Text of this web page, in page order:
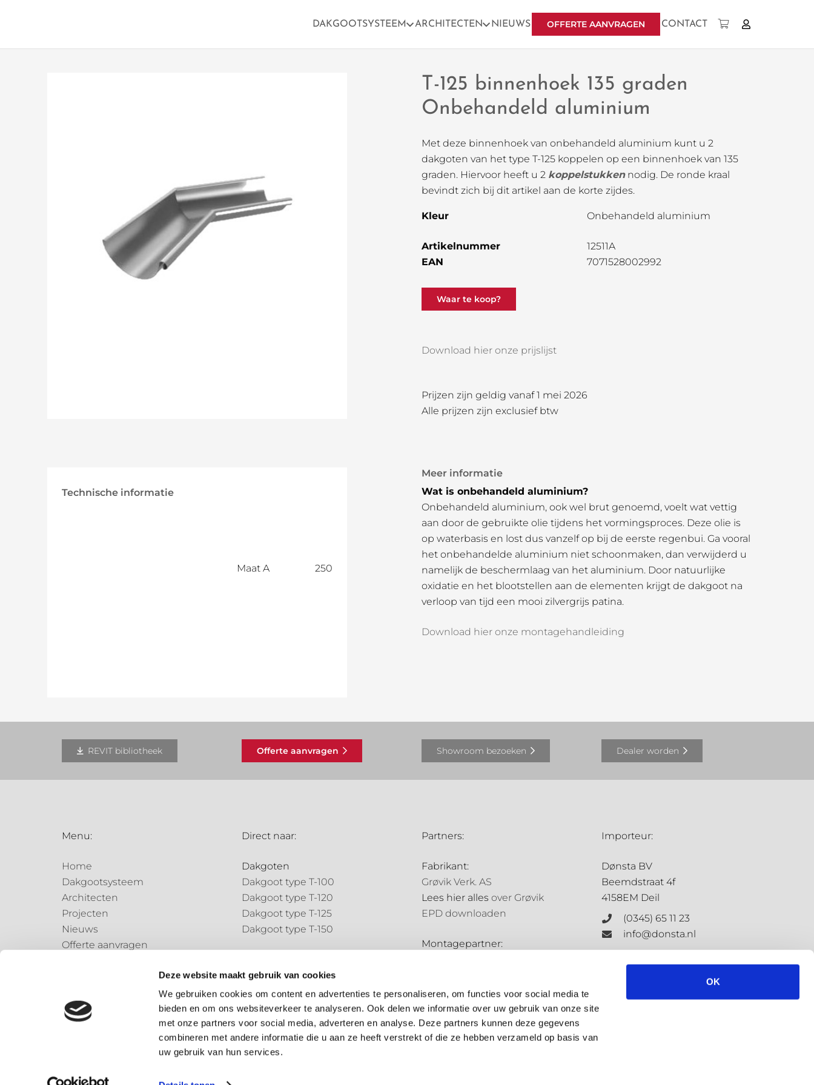
Deze website maakt gebruik van cookies
We gebruiken cookies om content en advertenties te personaliseren, om functies voor social media te
bieden en om ons websiteverkeer te analyseren. Ook delen we informatie over uw gebruik van onze site
met onze partners voor social media, adverteren en analyse. Deze partners kunnen deze gegevens
combineren met andere informatie die u aan ze heeft verstrekt of die ze hebben verzameld op basis van
uw gebruik van hun services.
OK
DAKGOOTSYSTEEM ARCHITECTEN NIEUWS OFFERTE AANVRAGEN CONTACT
T-125 binnenhoek 135 graden
Onbehandeld aluminium
Met deze binnenhoek van onbehandeld aluminium kunt u 2
dakgoten van het type T-125 koppelen op een binnenhoek van 135
graden. Hiervoor heeft u 2 koppelstukkennodig. De ronde kraal
bevindt zich bij dit artikel aan de korte zijdes.
Kleur Onbehandeld aluminium
Artikelnummer
12511A
EAN
7071528002992
Waar te koop?
Download hier onze prijslijst
Prijzen zijn geldig vanaf 1 mei 2026
Alle prijzen zijn exclusief btw
Technische informatie
Maat A 250
Meer informatie
Wat is onbehandeld aluminium?
Onbehandeld aluminium, ook wel brut genoemd, voelt wat vettig
aan door de gebruikte olie tijdens het vormingsproces. Deze olie is
op waterbasis en lost dus vanzelf op bij de eerste regenbui. Ga vooral
het onbehandelde aluminium niet schoonmaken, dan verwijderd u
namelijk de beschermlaag van het aluminium. Door natuurlijke
oxidatie en het blootstellen aan de elementen krijgt de dakgoot na
verloop van tijd een mooi zilvergrijs patina.
Download hier onze montagehandleiding
REVIT bibliotheek Offerte aanvragen Showroom bezoeken Dealer worden
Menu:
Home
Dakgootsysteem
Architecten
Projecten
Nieuws
Offerte aanvragen
Direct naar:
Dakgoten
Dakgoot type T-100
Dakgoot type T-120
Dakgoot type T-125
Dakgoot type T-150
Regenpijp type N-70
Regenpijp type N-85
Speciale onderdelen
Speciale onderdelen
Partners:
Fabrikant:
Grøvik Verk. AS
Lees hier alles over Grøvik
EPD downloaden
Montagepartner:
Distributiepartners:
Bouwmarkt NL
Hubo
Importeur:
Dønsta BV
Beemdstraat 4f
4158EM Deil
(0345) 65 11 23
info@donsta.nl
Contactformulier
© 2026 – Dønsta BV